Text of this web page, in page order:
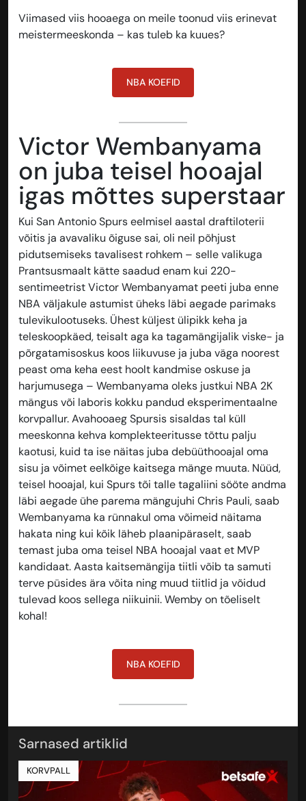
Viimased viis hooaega on meile toonud viis erinevat
meistermeeskonda – kas tuleb ka kuues?
NBA KOEFID
Victor Wembanyama
on juba teisel hooajal
igas mõttes superstaar
Kui San Antonio Spurs eelmisel aastal draftiloterii
võitis ja avavaliku õiguse sai, oli neil põhjust
pidutsemiseks tavalisest rohkem – selle valikuga
Prantsusmaalt kätte saadud enam kui 220-
sentimeetrist Victor Wembanyamat peeti juba enne
NBA väljakule astumist üheks läbi aegade parimaks
tulevikulootuseks. Ühest küljest ülipikk keha ja
teleskoopkäed, teisalt aga ka tagamängijalik viske- ja
põrgatamisoskus koos liikuvuse ja juba väga noorest
peast oma keha eest hoolt kandmise oskuse ja
harjumusega – Wembanyama oleks justkui NBA 2K
mängus või laboris kokku pandud eksperimentaalne
korvpallur. Avahooaeg Spursis sisaldas tal küll
meeskonna kehva komplekteeritusse tõttu palju
kaotusi, kuid ta ise näitas juba debüüthooajal oma
sisu ja võimet eelkõige kaitsega mänge muuta. Nüüd,
teisel hooajal, kui Spurs tõi talle tagaliini sööte andma
läbi aegade ühe parema mängujuhi Chris Pauli, saab
Wembanyama ka rünnakul oma võimeid näitama
hakata ning kui kõik läheb plaanipäraselt, saab
temast juba oma teisel NBA hooajal vaat et MVP
kandidaat. Aasta kaitsemängija tiitli võib ta samuti
terve püsides ära võita ning muud tiitlid ja võidud
tulevad koos sellega niikuinii. Wemby on tõeliselt
kohal!
NBA KOEFID
Sarnased artiklid
KORVPALL